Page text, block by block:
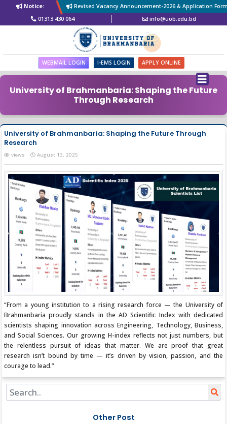
Notice:
Revised Vacancy Announcement-2026 & Application Form
01313 430 064
info@uob.edu.bd
WEBMAIL LOGIN I-EMS LOGIN APPLY ONLINE
University of Brahmanbaria: Shaping the Future
Through Research
University of Brahmanbaria: Shaping the Future Through
Research
views August 13, 2025
“From a young institution to a rising research force — the University of
Brahmanbaria proudly stands in the AD Scientific Index with dedicated
scientists shaping innovation across Engineering, Technology, Business,
and Social Sciences. Our growing H-index reflects not just numbers, but
the relentless pursuit of ideas that matter. We are proof that great
research isn’t bound by time — it’s driven by vision, passion, and the
courage to lead.”
Other Post